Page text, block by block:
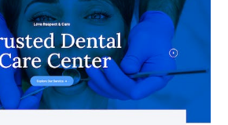
的功能定位、用户群体定位